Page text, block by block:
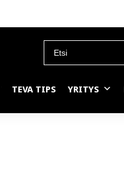
TEVA TIPS YRITYS